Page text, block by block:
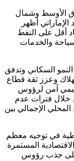
الأوسط وشمال
أظهر
أقل على النفط
والخدمات
السكاني وتدفق
وعزز ثقة قطاع
آمن لرؤوس
خلال فترات عدم
المحلي الإجمالي بين
في توجيه معظم
المستمرة
على جذب رؤوس